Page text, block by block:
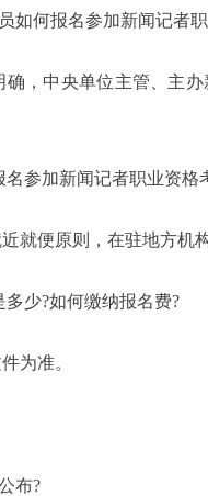
如何报名参加新闻记者
确，中央单位主管、主
参加新闻记者职业资格
就便原则，在驻地方机
少?如何缴纳报名费?
为准。
布?